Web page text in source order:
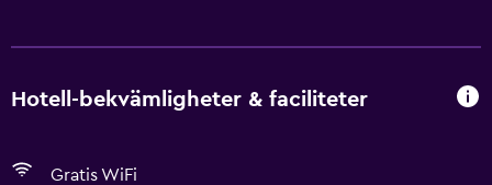
Hotell-bekvämligheter & faciliteter
Gratis WiFi